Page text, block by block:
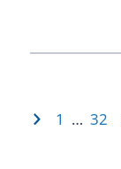
1 … 32